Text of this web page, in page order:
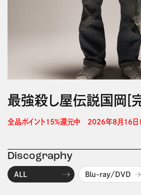
最強殺し屋伝説国岡[
全品ポイント15%還元中　2026年8月16日
Discography
ALL Blu-ray/DVD